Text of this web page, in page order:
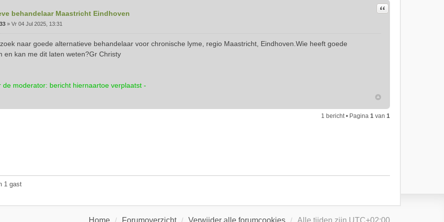
behandelaar Maastricht Eindhoven Citeer
» Vr 04 Jul 2025, 13:31
naar goede alternatieve behandelaar voor chronische lyme, regio Maastricht, Eindhoven.Wie heeft goede
en kan me dit laten weten?Gr Christy
de moderator: bericht hiernaartoe verplaatst -
1 bericht • Pagina 1 van 1
1 gast
Home Forumoverzicht Verwijder alle forumcookies Alle tijden zijn UTC+02:00